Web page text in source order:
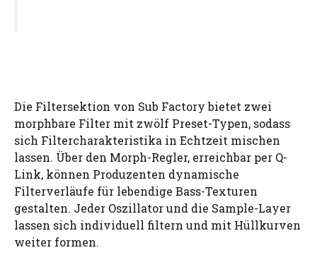
Die Filtersektion von Sub Factory bietet zwei
morphbare Filter mit zwölf Preset-Typen, sodass
sich Filtercharakteristika in Echtzeit mischen
lassen. Über den Morph-Regler, erreichbar per Q-
Link, können Produzenten dynamische
Filterverläufe für lebendige Bass-Texturen
gestalten. Jeder Oszillator und die Sample-Layer
lassen sich individuell filtern und mit Hüllkurven
weiter formen.